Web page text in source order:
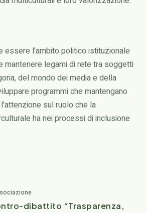
essere l'ambito politico istituzionale
mantenere legami di rete tra soggetti
del mondo dei media e della
programmi che mantengano
sul ruolo che la
ha nei processi di inclusione
dibattito “Trasparenza,